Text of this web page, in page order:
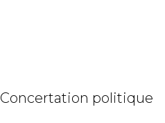
Concertation politique